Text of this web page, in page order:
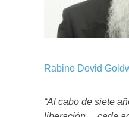
Rabino Dovid
“Al cabo de siete